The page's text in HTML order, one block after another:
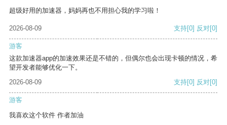
超级好用的加速器，妈妈再也不用担心我的学习啦！
2026-08-09 支持[0] 反对[0]
游客
这款加速器app的加速效果还是不错的，但偶尔也会出现卡顿的情况，希
望开发者能够优化一下。
2026-08-09
支持[0] 反对[0]
游客
我喜欢这个软件 作者加油